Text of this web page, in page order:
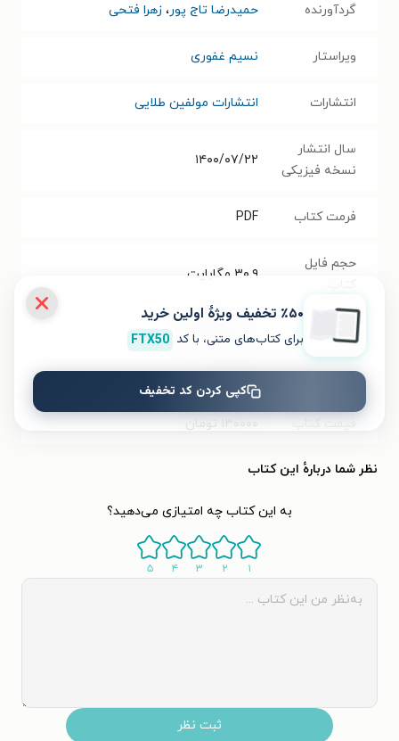
گردآورنده حمیدرضا تاج پور، زهرا فتحی
ویراستار نسیم غفوری
انتشارات انتشارات مولفین طلایی
سال انتشار
نسخه فیزیکی
۱۴۰۰/۰۷/۲۲
فرمت کتاب PDF
حجم فایل
۳۰.۹ مگابایت
شابک ۹۷۸۶۲۲۲۶۱۰۰۵۰
قیمت کتاب ۱۳۰۰۰۰ تومان
نظر شما دربارهٔ این کتاب
به این کتاب چه امتیازی می‌دهید؟
۱ ۲ ۳ ۴ ۵
ثبت نظر
٪۵۰ تخفیف ویژۀ اولین خرید
برای کتاب‌های متنی، با کد FTX50
کپی کردن کد تخفیف